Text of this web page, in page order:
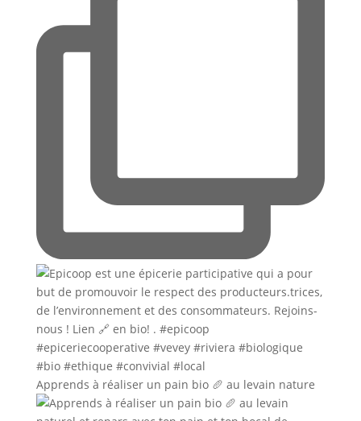
Apprends à réaliser un pain bio 🥖 au levain nature